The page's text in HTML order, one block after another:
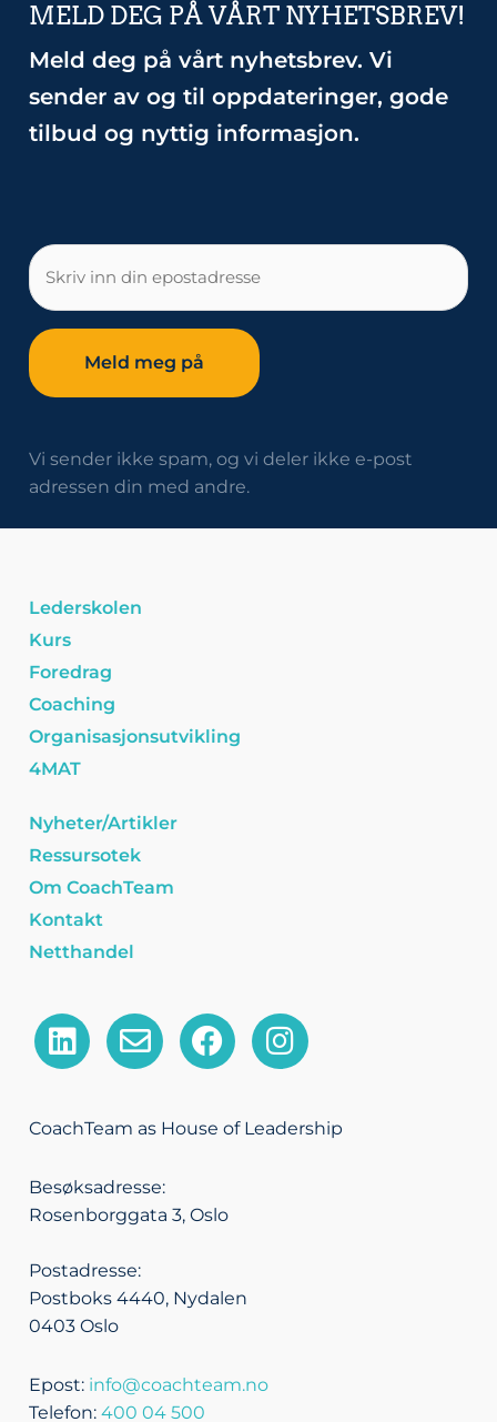
MELD DEG PÅ VÅRT NYHETSBREV!
Meld deg på vårt nyhetsbrev. Vi
sender av og til oppdateringer, gode
tilbud og nyttig informasjon.
E-
post
Vi sender ikke spam, og vi deler ikke e-post
adressen din med andre.
Lederskolen
Kurs
Foredrag
Coaching
Organisasjonsutvikling
4MAT
Nyheter/Artikler
Ressursotek
Om CoachTeam
Kontakt
Netthandel
L
i
k
d
i
E
n
e
o
p
F
a
e
o
I
n
t
CoachTeam as House of Leadership
Besøksadresse:
Rosenborggata 3, Oslo
Postadresse:
Postboks 4440, Nydalen
0403 Oslo
Epost: info@coachteam.no
Telefon: 400 04 500